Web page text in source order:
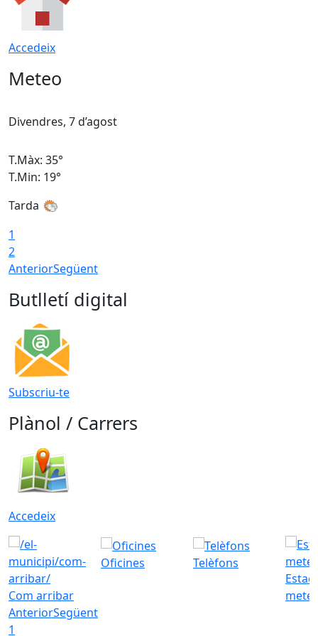
Accedeix
Meteo
Divendres, 7 d’agost
T.Màx: 35°
T.Min: 19°
Tarda
1
2
AnteriorSegüent
Butlletí digital
Subscriu-te
Plànol / Carrers
Accedeix
Com arribar
Oficines
Telèfons
AnteriorSegüent
1